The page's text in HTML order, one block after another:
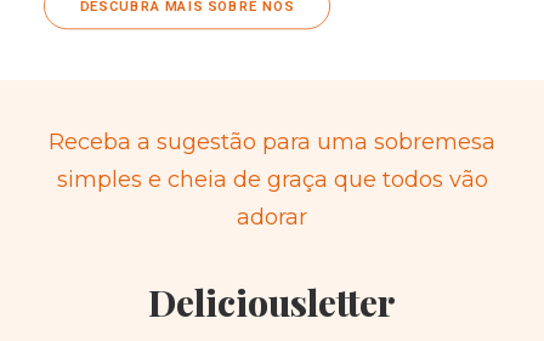
DESCUBRA MAIS SOBRE NÓS
Receba a sugestão para uma sobremesa
simples e cheia de graça que todos vão
adorar
Deliciousletter